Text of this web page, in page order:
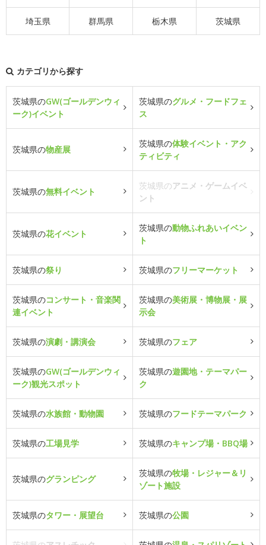
埼玉県 群馬県 栃木県 茨城県
カテゴリから探す
茨城県のGW(ゴールデンウィ
ーク)イベント
茨城県のグルメ・フードフェ
ス
茨城県の物産展
茨城県の体験イベント・アク
ティビティ
茨城県の無料イベント
茨城県のアニメ・ゲームイベ
ント
茨城県の花イベント
茨城県の動物ふれあいイベン
ト
茨城県の祭り 茨城県のフリーマーケット
茨城県のコンサート・音楽関
連イベント
茨城県の美術展・博物展・展
示会
茨城県の演劇・講演会 茨城県のフェア
茨城県のGW(ゴールデンウィ
ーク)観光スポット
茨城県の遊園地・テーマパー
ク
茨城県の水族館・動物園 茨城県のフードテーマパーク
茨城県の工場見学 茨城県のキャンプ場・BBQ場
茨城県のグランピング
茨城県の牧場・レジャー＆リ
ゾート施設
茨城県のタワー・展望台 茨城県の公園